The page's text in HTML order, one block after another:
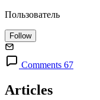
Пользователь
Follow
Comments 67
Articles